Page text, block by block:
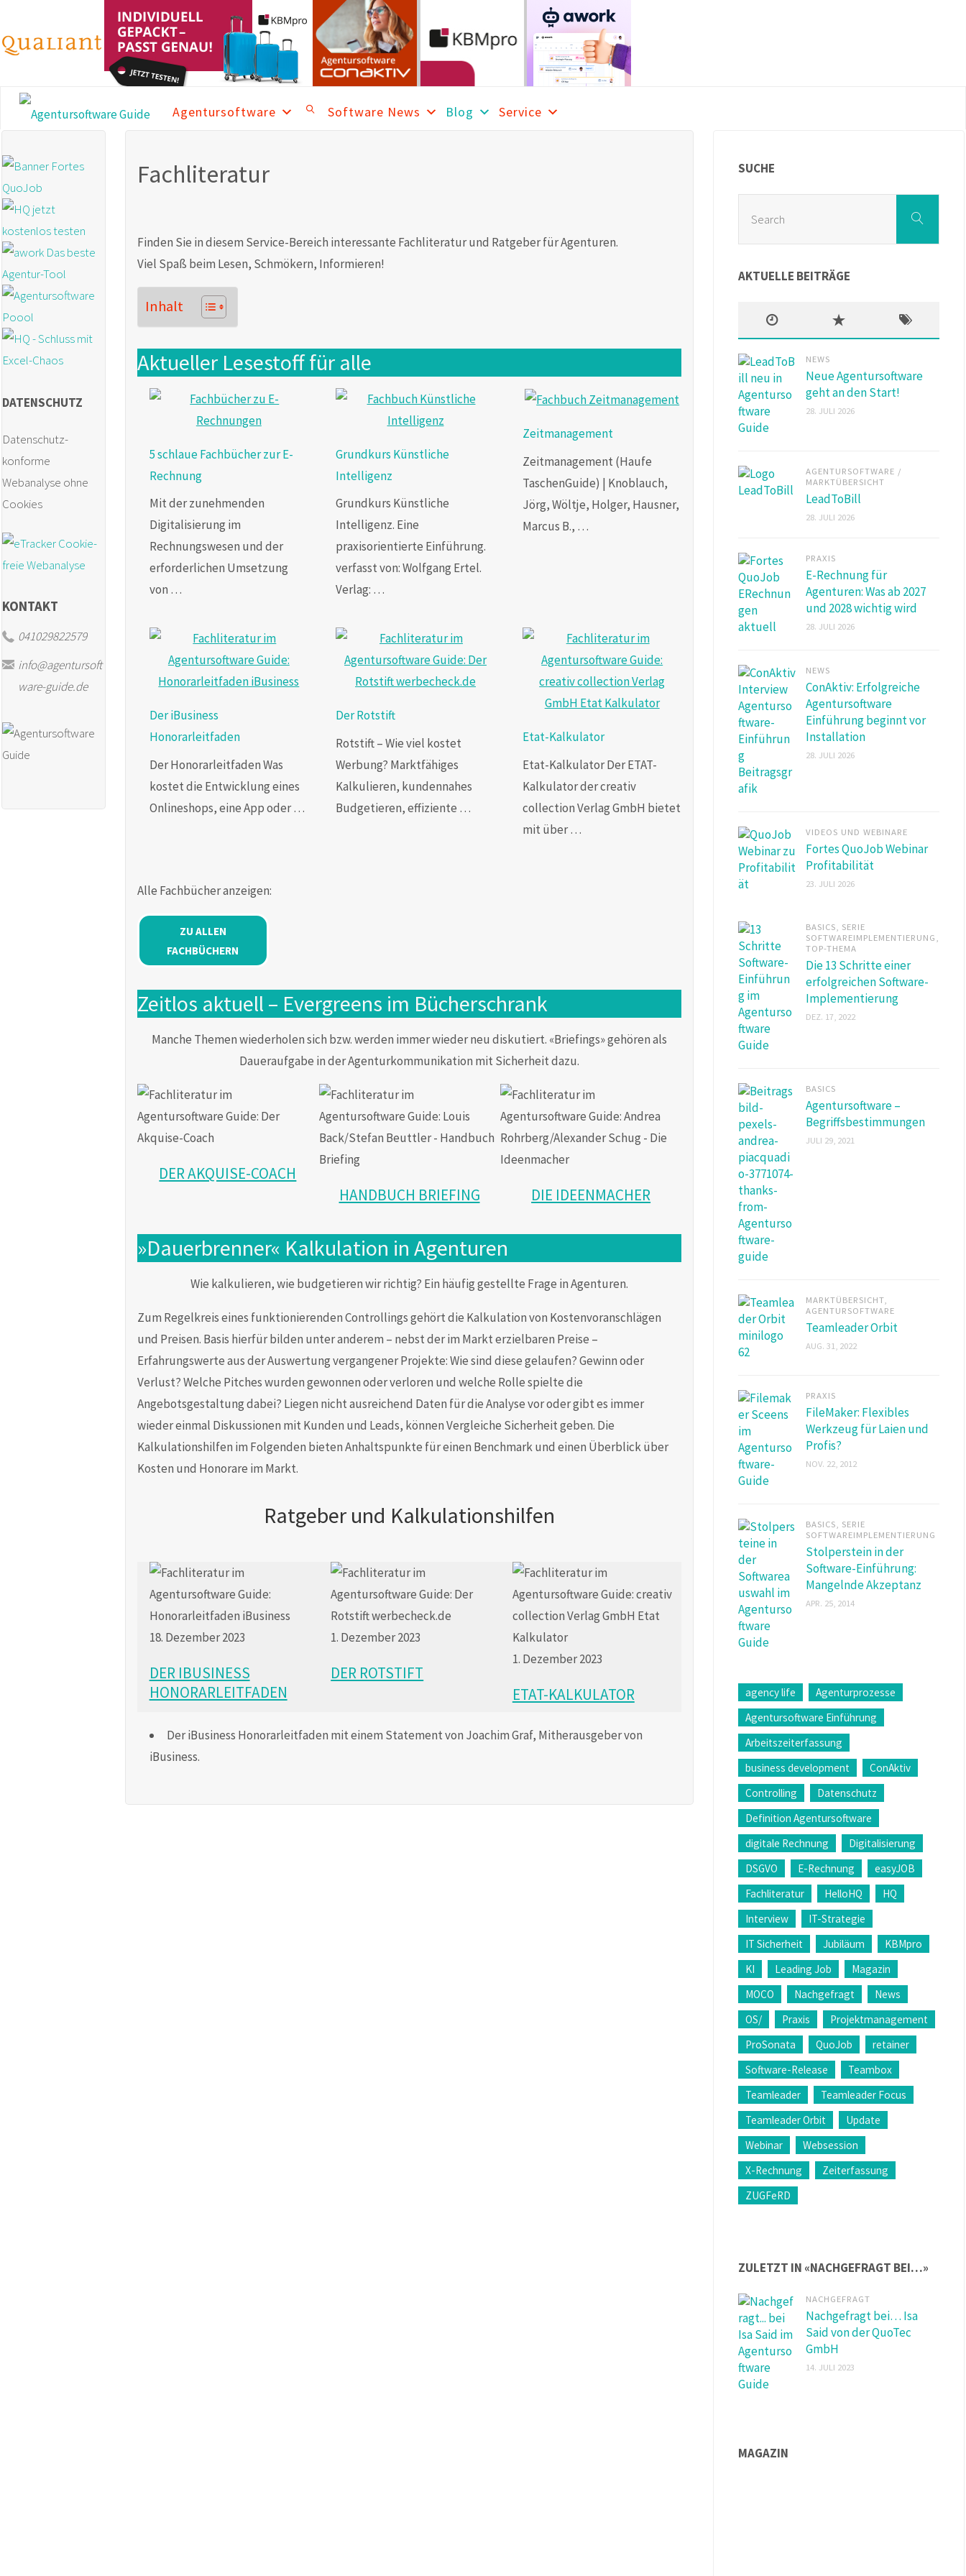
to
content
AGENTURSOFTWARE
Die beste
Agentursoftware
Informationen
Agentursoftware Software News Blog Service
Fachliteratur
Finden Sie in diesem Service-Bereich interessante Fachliteratur und Ratgeber für Agenturen.
Viel Spaß beim Lesen, Schmökern, Informieren!
Inhalt
Aktueller Lesestoff für alle
5 schlaue Fachbücher zur E-
Rechnung
Mit der zunehmenden
Digitalisierung im
Rechnungswesen und der
erforderlichen Umsetzung
von …
Grundkurs Künstliche
Intelligenz
Grundkurs Künstliche
Intelligenz. Eine
praxisorientierte Einführung.
verfasst von: Wolfgang Ertel.
Verlag: …
Zeitmanagement
Zeitmanagement (Haufe
TaschenGuide) | Knoblauch,
Jörg, Wöltje, Holger, Hausner,
Marcus B., …
Der iBusiness
Honorarleitfaden
Der Honorarleitfaden Was
kostet die Entwicklung eines
Onlineshops, eine App oder …
Der Rotstift
Rotstift – Wie viel kostet
Werbung? Marktfähiges
Kalkulieren, kundennahes
Budgetieren, effiziente …
Etat-Kalkulator
Etat-Kalkulator Der ETAT-
Kalkulator der creativ
collection Verlag GmbH bietet
mit über …
Alle Fachbücher anzeigen:
ZU ALLEN
FACHBÜCHERN
Zeitlos aktuell – Evergreens im Bücherschrank
Manche Themen wiederholen sich bzw. werden immer wieder neu diskutiert. «Briefings» gehören als
Daueraufgabe in der Agenturkommunikation mit Sicherheit dazu.
DER AKQUISE-COACH
HANDBUCH BRIEFING
DIE IDEENMACHER
»Dauerbrenner« Kalkulation in Agenturen
Wie kalkulieren, wie budgetieren wir richtig? Ein häufig gestellte Frage in Agenturen.
Zum Regelkreis eines funktionierenden Controllings gehört die Kalkulation von Kostenvoranschlägen
und Preisen. Basis hierfür bilden unter anderem – nebst der im Markt erzielbaren Preise –
Erfahrungswerte aus der Auswertung vergangener Projekte: Wie sind diese gelaufen? Gewinn oder
Verlust? Welche Pitches wurden gewonnen oder verloren und welche Rolle spielte die
Angebotsgestaltung dabei? Liegen nicht ausreichend Daten für die Analyse vor oder gibt es immer
wieder einmal Diskussionen mit Kunden und Leads, können Vergleiche Sicherheit geben. Die
Kalkulationshilfen im Folgenden bieten Anhaltspunkte für einen Benchmark und einen Überblick über
Kosten und Honorare im Markt.
Ratgeber und Kalkulationshilfen
18. Dezember 2023
DER IBUSINESS
HONORARLEITFADEN
1. Dezember 2023
DER ROTSTIFT
1. Dezember 2023
ETAT-KALKULATOR
Der iBusiness Honorarleitfaden mit einem Statement von Joachim Graf, Mitherausgeber von
iBusiness.
DATENSCHUTZ
Datenschutz-
konforme
Webanalyse ohne
Cookies
KONTAKT
041029822579
info@agentursoft
ware-guide.de
SUCHE
Search
AKTUELLE BEITRÄGE
NEWS
Neue Agentursoftware
geht an den Start!
28. JULI 2026
AGENTURSOFTWARE /
MARKTÜBERSICHT
LeadToBill
28. JULI 2026
PRAXIS
E-Rechnung für
Agenturen: Was ab 2027
und 2028 wichtig wird
28. JULI 2026
NEWS
ConAktiv: Erfolgreiche
Agentursoftware
Einführung beginnt vor
Installation
28. JULI 2026
VIDEOS UND WEBINARE
Fortes QuoJob Webinar
Profitabilität
23. JULI 2026
BASICS
SERIE
SOFTWAREIMPLEMENTIERUNG
TOP-THEMA
Die 13 Schritte einer
erfolgreichen Software-
Implementierung
DEZ. 17, 2022
BASICS
Agentursoftware –
Begriffsbestimmungen
JULI 29, 2021
MARKTÜBERSICHT
AGENTURSOFTWARE
Teamleader Orbit
AUG. 31, 2022
PRAXIS
FileMaker: Flexibles
Werkzeug für Laien und
Profis?
NOV. 22, 2012
BASICS
SERIE
SOFTWAREIMPLEMENTIERUNG
Stolperstein in der
Software-Einführung:
Mangelnde Akzeptanz
APR. 25, 2014
agency life
Agenturprozesse
Agentursoftware Einführung
Arbeitszeiterfassung
business development
ConAktiv
Controlling
Datenschutz
Definition Agentursoftware
digitale Rechnung
Digitalisierung
DSGVO
E-Rechnung
easyJOB
Fachliteratur
HelloHQ
HQ
Interview
IT-Strategie
IT Sicherheit
Jubiläum
KBMpro
KI
Leading Job
Magazin
MOCO
Nachgefragt
News
OS/
Praxis
Projektmanagement
ProSonata
QuoJob
retainer
Software-Release
Teambox
Teamleader
Teamleader Focus
Teamleader Orbit
Update
Webinar
Websession
X-Rechnung
Zeiterfassung
ZUGFeRD
ZULETZT IN «NACHGEFRAGT BEI…»
NACHGEFRAGT
Nachgefragt bei… Isa
Said von der QuoTec
GmbH
14. JULI 2023
MAGAZIN